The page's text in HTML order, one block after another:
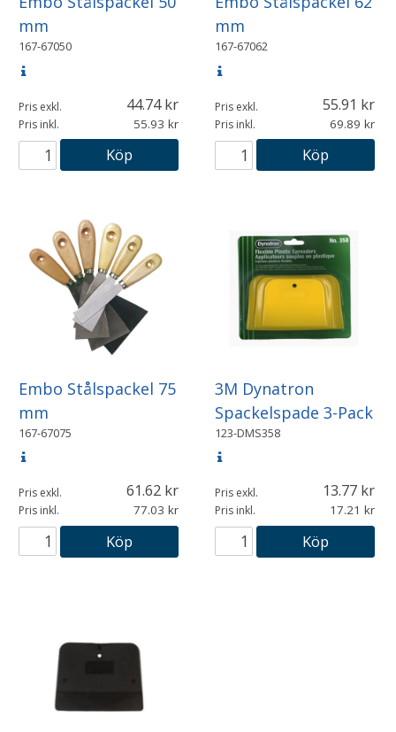
mm
167-67050
Pris exkl. 44.74
Pris inkl. 55.93
Köp
mm
167-67062
Pris exkl. 55.91
Pris inkl. 69.89
Köp
Embo Stålspackel 75
mm
167-67075
Pris exkl. 61.62
Pris inkl. 77.03
Köp
3M Dynatron
Spackelspade 3-Pack
123-DMS358
Pris exkl. 13.77
Pris inkl. 17.21
Köp